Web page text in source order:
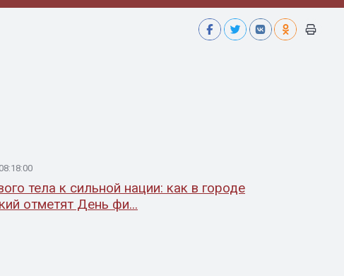
тела к сильной нации: как в городе
отметят День фи...